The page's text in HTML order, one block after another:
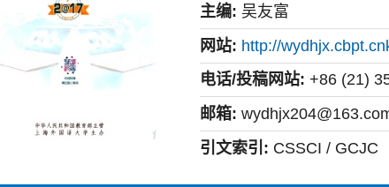
主编: 吴友富
网站: http://
电话/投稿网站: +86 (21)
邮箱:
引文索引: CSSCI / GCJC